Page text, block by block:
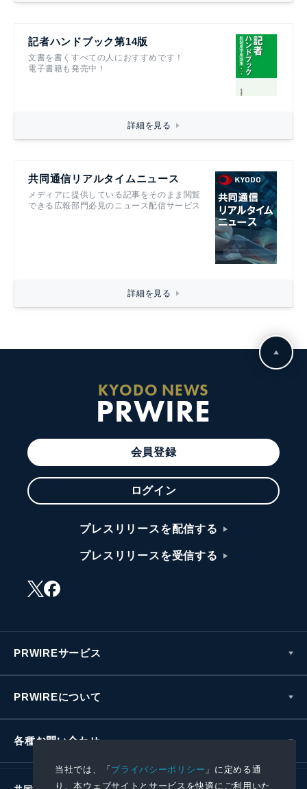
当社では、「プライバシーポリシー 」に定める通
り、本ウェブサイトとサービスを快適にご利用いた
記者ハンドブック第14版
文書を書くすべての人におすすめです！
電子書籍も発売中！
詳細を見る
共同通信リアルタイムニュース
メディアに提供している記事をそのまま閲覧
できる広報部門必見のニュース配信サービス
詳細を見る
KYODO NEWS
PRWIRE
会員登録
ログイン
プレスリリースを配信する
プレスリリースを受信する
PRWIREサービス
PRWIREについて
各種お問い合わせ